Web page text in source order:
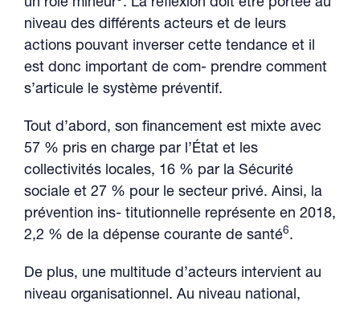
un rôle mineur
. La réflexion doit être portée au
niveau des différents acteurs et de leurs
actions pouvant inverser cette tendance et il
est donc important de com- prendre comment
s’articule le système préventif.
Tout d’abord, son financement est mixte avec
57 % pris en charge par l’État et les
collectivités locales, 16 % par la Sécurité
sociale et 27 % pour le secteur privé. Ainsi, la
prévention ins- titutionnelle représente en 2018,
2,2 % de la dépense courante de santé6.
De plus, une multitude d’acteurs intervient au
niveau organisationnel. Au niveau national,